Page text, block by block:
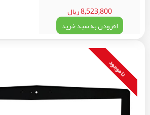
8,523,800 ریال
افزودن به سبد خرید
نا موجود